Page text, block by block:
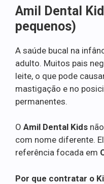
Amil Dental
pequenos)
A saúde bucal na
adulto. Muitos pais
leite, o que pode
mastigação e no
permanentes.
O Amil Dental Kids
com nome diferente.
referência focada em
Por que contratar o